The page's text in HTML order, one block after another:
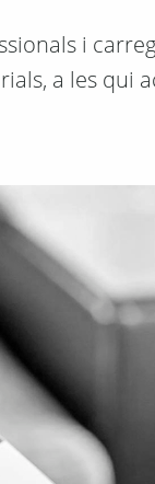
i
a les qui